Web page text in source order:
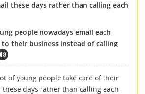
these days rather than calling each
people nowadays email each
their business instead of calling
of young people take care of their
these days rather than calling each